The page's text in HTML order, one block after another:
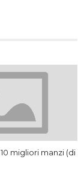
migliori manzi (di